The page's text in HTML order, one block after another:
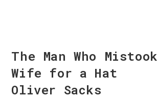
The Man Who
Wife for a Hat
Oliver Sacks